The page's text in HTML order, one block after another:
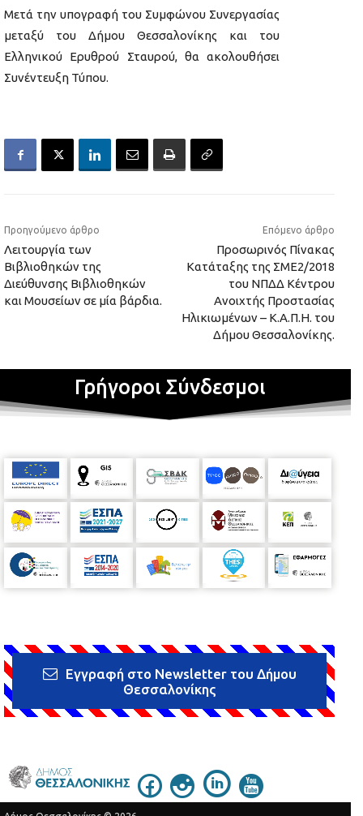
Μετά την υπογραφή του Συμφώνου Συνεργασίας
μεταξύ του Δήμου Θεσσαλονίκης και του
Ελληνικού Ερυθρού Σταυρού, θα ακολουθήσει
Συνέντευξη Τύπου.
Προηγούμενο άρθρο
Λειτουργία των
Βιβλιοθηκών της
Διεύθυνσης Βιβλιοθηκών
και Μουσείων σε μία βάρδια.
Επόμενο άρθρο
Προσωρινός Πίνακας
Κατάταξης της ΣΜΕ2/2018
του ΝΠΔΔ Κέντρου
Ανοιχτής Προστασίας
Ηλικιωμένων – Κ.Α.Π.Η. του
Δήμου Θεσσαλονίκης.
Γρήγοροι Σύνδεσμοι
Εγγραφή στο Newsletter του Δήμου
Θεσσαλονίκης